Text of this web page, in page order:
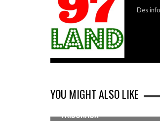
Des
YOU MIGHT ALSO LIKE
L’AFFAIRE INGRID/KALASH
TRIBUNAUX